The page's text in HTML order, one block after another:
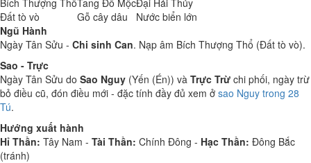
Bích Thượng ThổTang Đố MộcĐại Hải Thủy
Đất tò vò
Gỗ cây dâu
Nước biển lớn
Ngũ Hành
Ngày Tân Sửu - Chi sinh Can. Nạp âm Bích Thượng Thổ (Đất tò vò).
Sao - Trực
Ngày Tân Sửu do Sao Nguy (Yến (Én)) và Trực Trừ chi phối, ngày trừ
bỏ điều cũ, đón điều mới - đặc tính đầy đủ xem ở sao Nguy trong 28
Tú.
Hướng xuất hành
Hỉ Thần: Tây Nam - Tài Thần: Chính Đông - Hạc Thần: Đông Bắc
(tránh)